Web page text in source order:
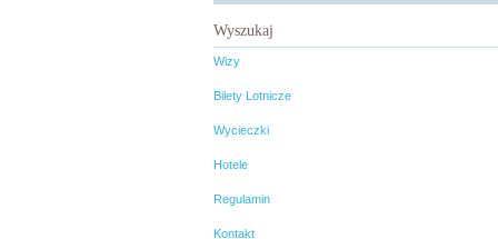
Wyszukaj
Wizy
Bilety Lotnicze
Wycieczki
Hotele
Regulamin
Kontakt